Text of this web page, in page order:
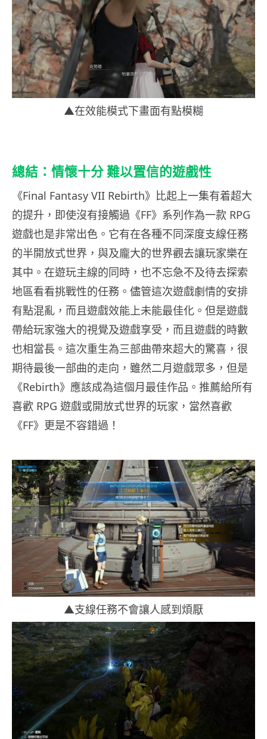
▲在效能模式下畫面有點模糊
總結：情懷十分 難以置信的遊戲性
《Final Fantasy VII Rebirth》比起上一集有着超大
的提升，即使沒有接觸過《FF》系列作為一款 RPG
遊戲也是非常出色。它有在各種不同深度支線任務
的半開放式世界，與及龐大的世界觀去讓玩家樂在
其中。在遊玩主線的同時，也不忘急不及待去探索
地區看看挑戰性的任務。儘管這次遊戲劇情的安排
有點混亂，而且遊戲效能上未能最佳化。但是遊戲
帶給玩家強大的視覺及遊戲享受，而且遊戲的時數
也相當長。這次重生為三部曲帶來超大的驚喜，很
期待最後一部曲的走向，雖然二月遊戲眾多，但是
《Rebirth》應該成為這個月最佳作品。推薦給所有
喜歡 RPG 遊戲或開放式世界的玩家，當然喜歡
《FF》更是不容錯過！
▲支線任務不會讓人感到煩厭